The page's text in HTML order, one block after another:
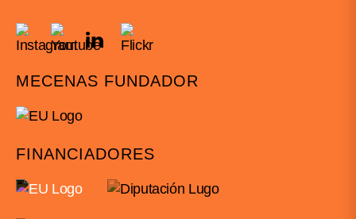
MECENAS FUNDADOR
FINANCIADORES